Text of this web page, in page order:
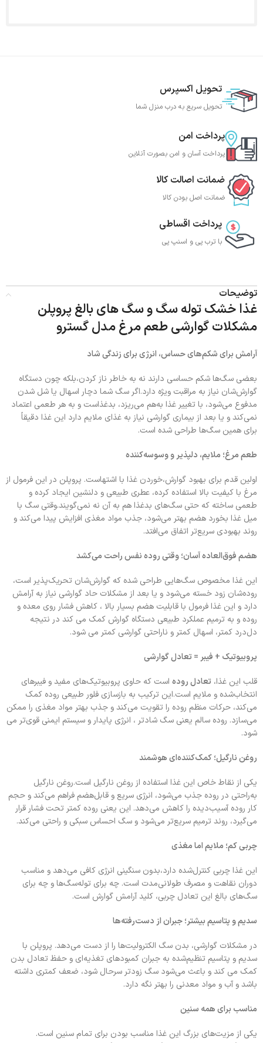
تحویل اکسپرس
تحویل سریع به درب منزل شما
پرداخت امن
پرداخت آسان و امن بصورت آنلاین
ضمانت اصالت کالا
ضمانت اصل بودن کالا
پرداخت اقساطی
با ترب‌ پی و اسنپ پی
توضیحات
غذا خشک توله سگ و سگ های بالغ پروپلن
مشکلات گوارشی طعم مرغ مدل گسترو
آرامش برای شکم‌های حساس، انرژی برای زندگی شاد
بعضی سگ‌ها شکم حساسی دارند نه به خاطر ناز کردن،بلکه چون دستگاه
گوارش‌شان نیاز به مراقبت ویژه دارد.اگر سگ شما دچار اسهال یا شل شدن
مدفوع می‌شود، با تغییر غذا به‌هم می‌ریزد، بدغذاست و به هر طعمی اعتماد
نمی‌کند و یا بعد از بیماری گوارشی نیاز به غذای ملایم دارد این غذا دقیقاً
برای همین سگ‌ها طراحی شده است.
طعم مرغ؛ ملایم، دلپذیر و وسوسه‌کننده
اولین قدم برای بهبود گوارش،خوردن غذا با اشتهاست. پروپلن در این فرمول از
مرغ با کیفیت بالا استفاده کرده، عطری طبیعی و دلنشین ایجاد کرده و
طعمی ساخته که حتی سگ‌های بدغذا هم به آن نه نمی‌گویند.وقتی سگ با
میل غذا بخورد هضم بهتر می‌شود، جذب مواد مغذی افزایش پیدا می‌کند و
روند بهبودی سریع‌تر اتفاق می‌افتد.
هضم فوق‌العاده آسان؛ وقتی روده نفس راحت می‌کشد
این غذا مخصوص سگ‌هایی طراحی شده که گوارش‌شان تحریک‌پذیر است،
روده‌شان زود خسته می‌شود و یا بعد از مشکلات حاد گوارشی نیاز به آرامش
دارد و این غذا فرمول با قابلیت هضم بسیار بالا ، کاهش فشار روی معده و
روده و به ترمیم عملکرد طبیعی دستگاه گوارش کمک می کند در نتیجه
دل‌درد کمتر، اسهال کمتر و ناراحتی گوارشی کمتر می شود.
پروبیوتیک + فیبر = تعادل گوارشی
قلب این غذا، تعادل روده است که حاوی پروبیوتیک‌های مفید و فیبرهای
انتخاب‌شده و ملایم است.این ترکیب به بازسازی فلور طبیعی روده کمک
می‌کند، حرکات منظم روده را تقویت می‌کند و جذب بهتر مواد مغذی را ممکن
می‌سازد. روده سالم یعنی سگ شادتر ، انرژی پایدار و سیستم ایمنی قوی‌تر می
شود.
روغن نارگیل؛ کمک‌کننده‌ای هوشمند
یکی از نقاط خاص این غذا استفاده از روغن نارگیل است.روغن نارگیل
به‌راحتی در روده جذب می‌شود، انرژی سریع و قابل‌هضم فراهم می‌کند و حجم
کار روده آسیب‌دیده را کاهش می‌دهد. این یعنی روده کمتر تحت فشار قرار
می‌گیرد، روند ترمیم سریع‌تر می‌شود و سگ احساس سبکی و راحتی می‌کند.
چربی کم؛ ملایم اما مغذی
این غذا چربی کنترل‌شده دارد،بدون سنگینی انرژی کافی می‌دهد و مناسب
دوران نقاهت و مصرف طولانی‌مدت است. چه برای توله‌سگ‌ها و چه برای
سگ‌های بالغ این تعادل چربی، کلید آرامش گوارش است.
سدیم و پتاسیم بیشتر؛ جبران از دست‌رفته‌ها
در مشکلات گوارشی، بدن سگ الکترولیت‌ها را از دست می‌دهد. پروپلن با
سدیم و پتاسیم تنظیم‌شده به جبران کمبودهای تغذیه‌ای و حفظ تعادل بدن
کمک می کند و باعث می‌شود سگ زودتر سرحال شود، ضعف کمتری داشته
باشد و آب و مواد معدنی را بهتر نگه دارد.
مناسب برای همه سنین
یکی از مزیت‌های بزرگ این غذا مناسب بودن برای تمام سنین است.